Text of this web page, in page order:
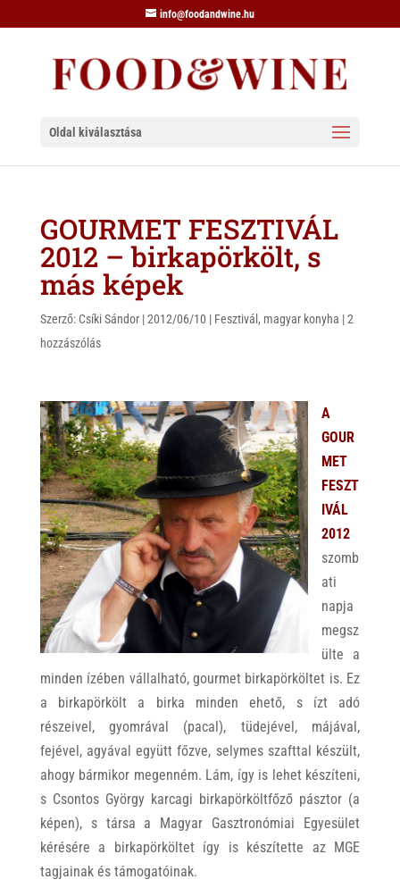
info@foodandwine.hu
Oldal kiválasztása
GOURMET FESZTIVÁL
2012 – birkapörkölt, s
más képek
Szerző: Csíki Sándor|2012/06/10 | Fesztivál , magyar konyha |2
hozzászólás
A
GOUR
MET
FESZT
IVÁL
2012
szomb
ati
napja
megsz
ülte a
minden ízében vállalható, gourmet birkapörköltet is. Ez
a birkapörkölt a birka minden ehető, s ízt adó
részeivel, gyomrával (pacal), tüdejével, májával,
fejével, agyával együtt főzve, selymes szafttal készült,
ahogy bármikor megenném. Lám, így is lehet készíteni,
s Csontos György karcagi birkapörköltfőző pásztor (a
képen), s társa a Magyar Gasztronómiai Egyesület
kérésére a birkapörköltet így is készítette az MGE
tagjainak és támogatóinak.